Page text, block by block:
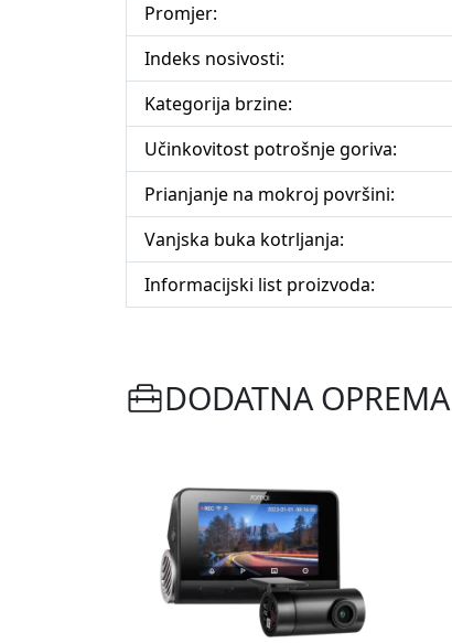
Promjer:
Indeks nosivosti:
Kategorija brzine:
Učinkovitost potrošnje goriva:
Prianjanje na mokroj površini:
Vanjska buka kotrljanja:
Informacijski list proizvoda:
DODATNA OPREMA